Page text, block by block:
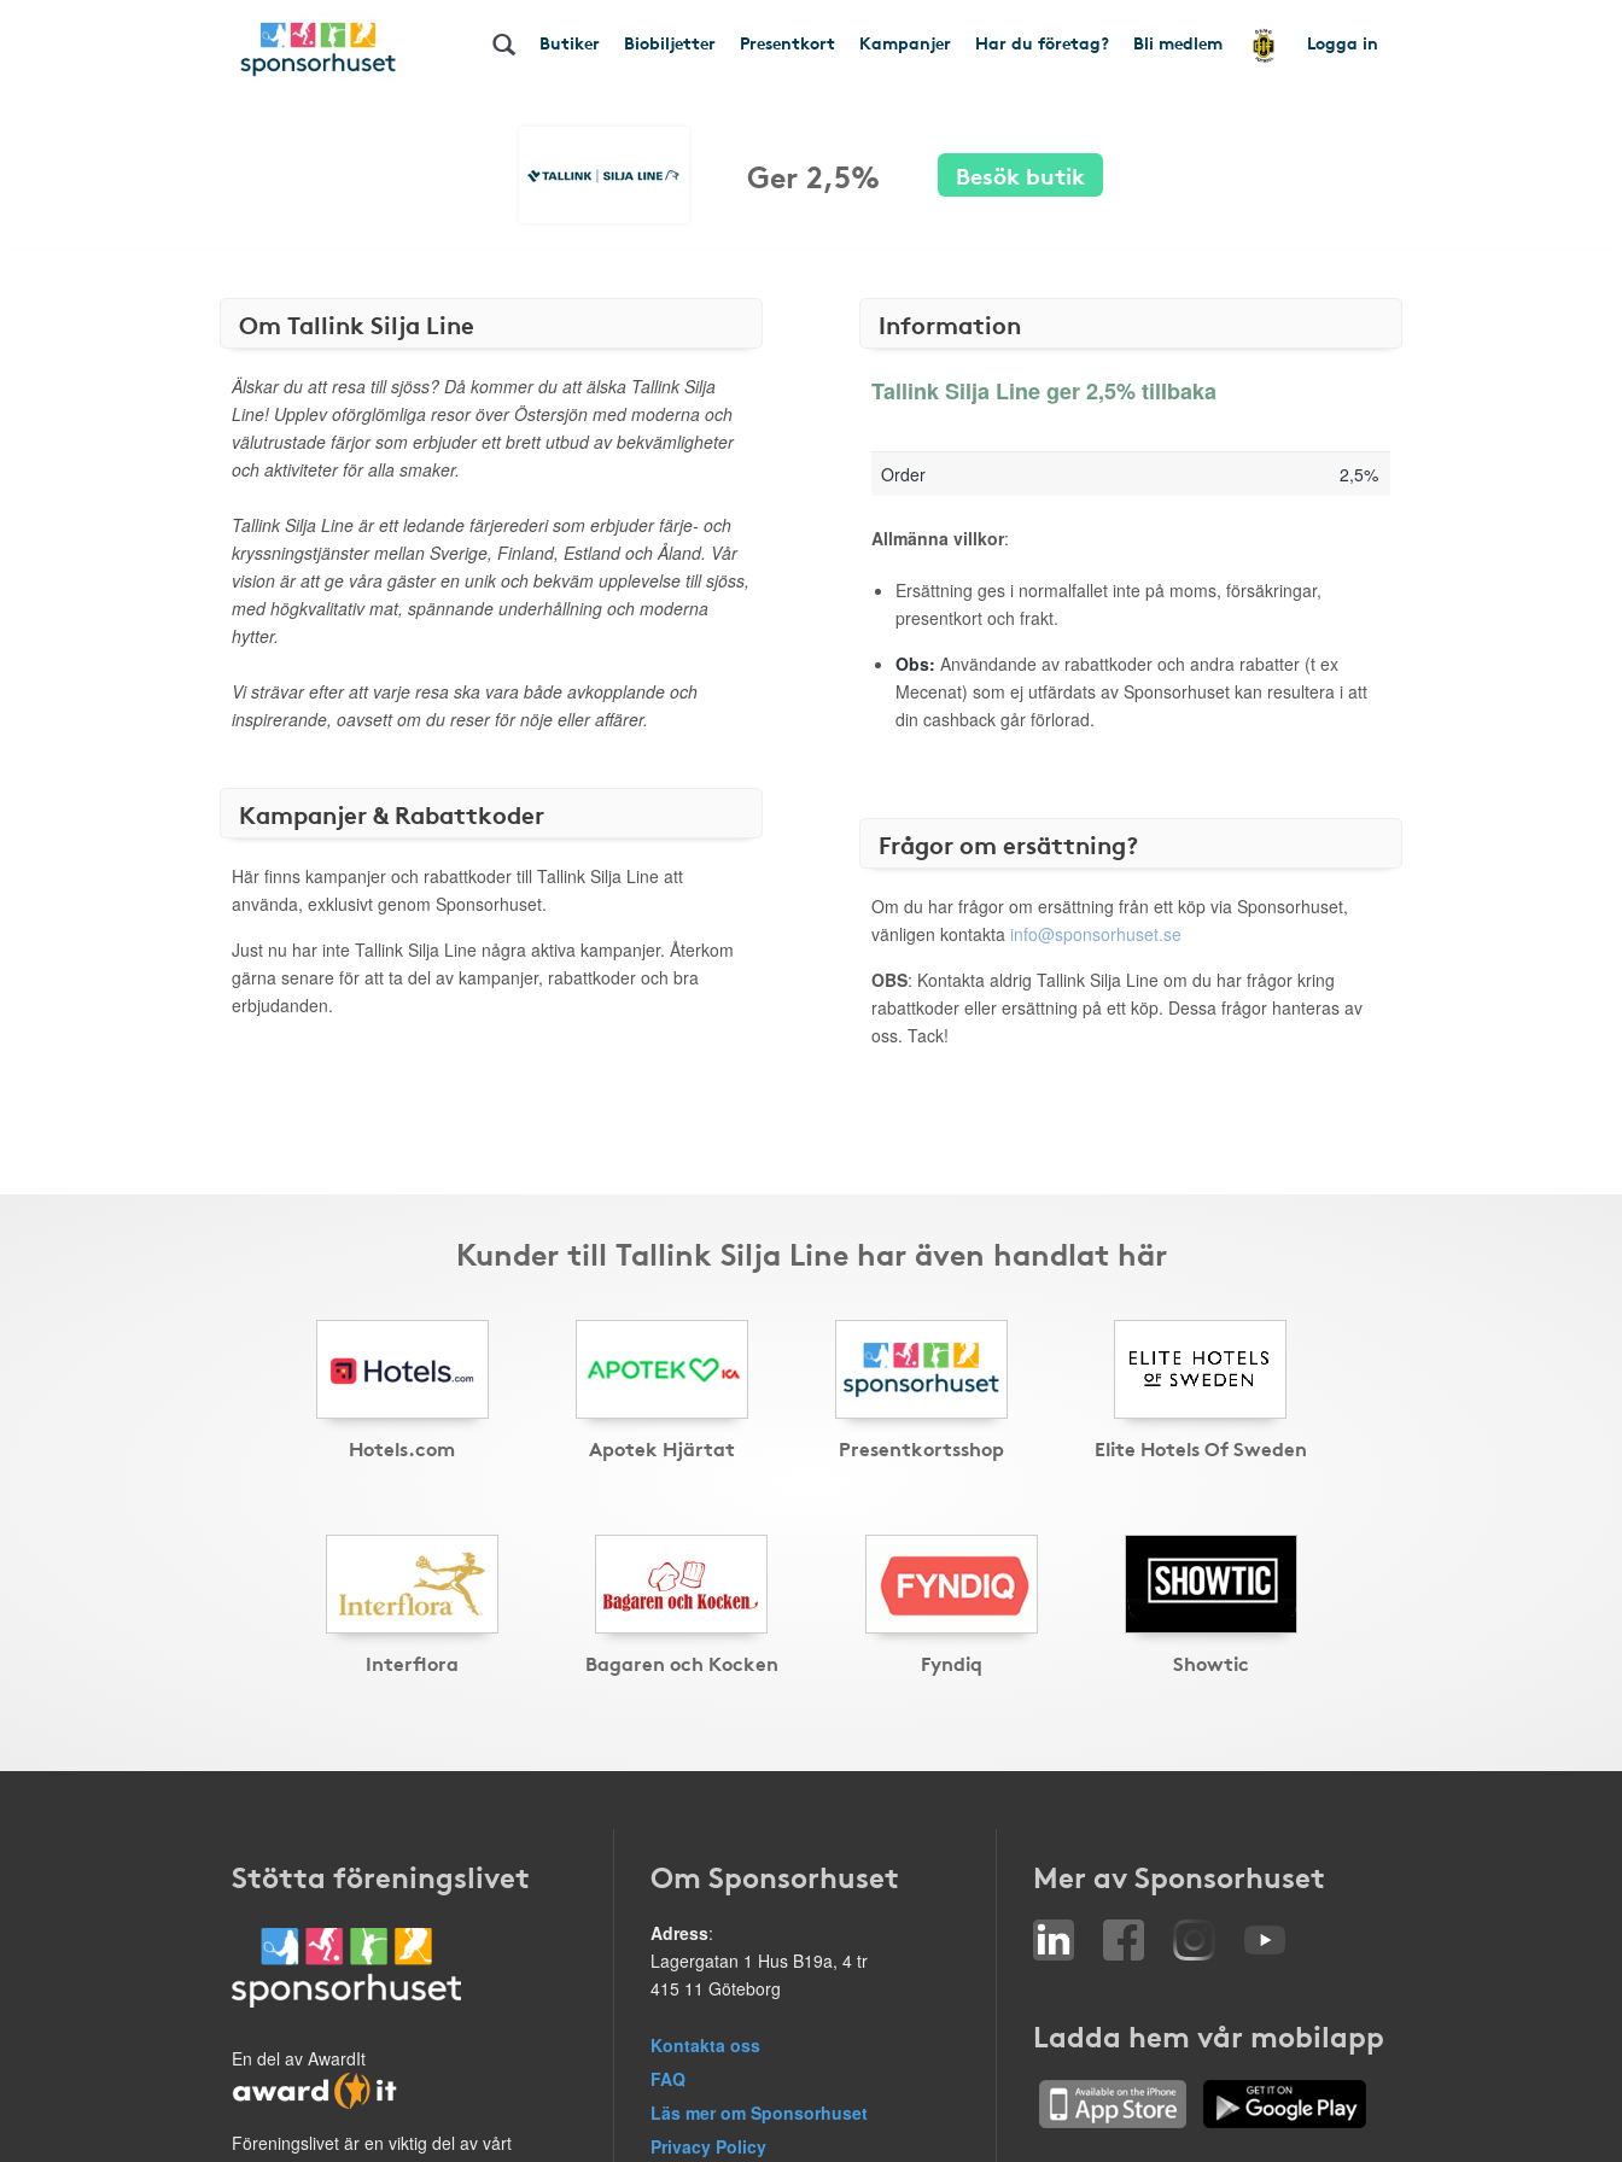
Butiker Biobiljetter Presentkort Kampanjer Har du företag? Bli medlem Logga in
Ger 2,5% Besök butik
Om Tallink Silja Line
Älskar du att resa till sjöss? Då kommer du att älska Tallink Silja
Line! Upplev oförglömliga resor över Östersjön med moderna och
välutrustade färjor som erbjuder ett brett utbud av bekvämligheter
och aktiviteter för alla smaker.
Tallink Silja Line är ett ledande färjerederi som erbjuder färje- och
kryssningstjänster mellan Sverige, Finland, Estland och Åland. Vår
vision är att ge våra gäster en unik och bekväm upplevelse till sjöss,
med högkvalitativ mat, spännande underhållning och moderna
hytter.
Vi strävar efter att varje resa ska vara både avkopplande och
inspirerande, oavsett om du reser för nöje eller affärer.
Kampanjer & Rabattkoder
Här finns kampanjer och rabattkoder till Tallink Silja Line att
använda, exklusivt genom Sponsorhuset.
Just nu har inte Tallink Silja Line några aktiva kampanjer. Återkom
gärna senare för att ta del av kampanjer, rabattkoder och bra
erbjudanden.
Information
Tallink Silja Line ger 2,5% tillbaka
Order 2,5%
Allmänna villkor:
Ersättning ges i normalfallet inte på moms, försäkringar,
presentkort och frakt.
Obs: Användande av rabattkoder och andra rabatter (t ex
Mecenat) som ej utfärdats av Sponsorhuset kan resultera i att
din cashback går förlorad.
Frågor om ersättning?
Om du har frågor om ersättning från ett köp via Sponsorhuset,
vänligen kontakta info@sponsorhuset.se
OBS: Kontakta aldrig Tallink Silja Line om du har frågor kring
rabattkoder eller ersättning på ett köp. Dessa frågor hanteras av
oss. Tack!
Kunder till Tallink Silja Line har även handlat här
Hotels.com Apotek Hjärtat Presentkortsshop Elite Hotels Of Sweden
Interflora Bagaren och Kocken Fyndiq Showtic
Stötta föreningslivet
En del av AwardIt
Föreningslivet är en viktig del av vårt
Om Sponsorhuset
Adress:
Lagergatan 1 Hus B19a, 4 tr
415 11 Göteborg
Kontakta oss
FAQ
Läs mer om Sponsorhuset
Privacy Policy
Mer av Sponsorhuset
Ladda hem vår mobilapp